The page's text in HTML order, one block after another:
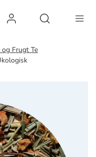
Log ind
og Frugt Te